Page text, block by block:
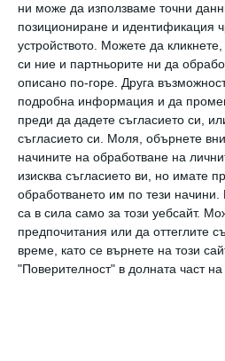
ни може да използваме точни
позициониране и идентификация
устройството. Можете да
си ние и партньорите ни да
описано по-горе. Друга
подробна информация и да
преди да дадете съгласието си,
съгласието си.
Моля, обърнете
начините на обработване на
изисква съгласието ви, но имате
обработването им по тези
са в сила само за този уебсайт.
предпочитания или да оттеглите
време, като се върнете на този
"Поверителност" в долната част на
7.Да чертаеш
интелигентна
преди теб не е ходил
отиваш.
8.Несигурността идва
познание. Колебанието е
9.Времето лекува всички
как се чувствашв